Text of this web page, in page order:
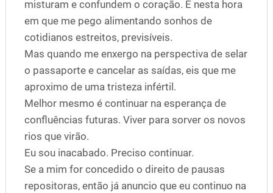
misturam e confundem o coração. É nesta hora
em que me pego alimentando sonhos de
cotidianos estreitos, previsíveis.
Mas quando me enxergo na perspectiva de selar
o passaporte e cancelar as saídas, eis que me
aproximo de uma tristeza infértil.
Melhor mesmo é continuar na esperança de
confluências futuras. Viver para sorver os novos
rios que virão.
Eu sou inacabado. Preciso continuar.
Se a mim for concedido o direito de pausas
repositoras, então já anuncio que eu continuo na